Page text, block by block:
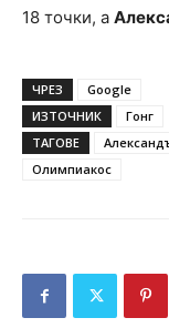
18 точки, а
ЧРЕЗ
Google
ИЗТОЧНИК
Гонг
ТАГОВЕ
Олимпиакос